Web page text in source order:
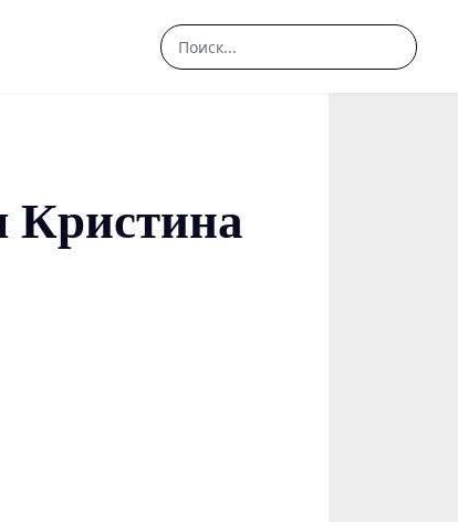
Search
...
Кристина